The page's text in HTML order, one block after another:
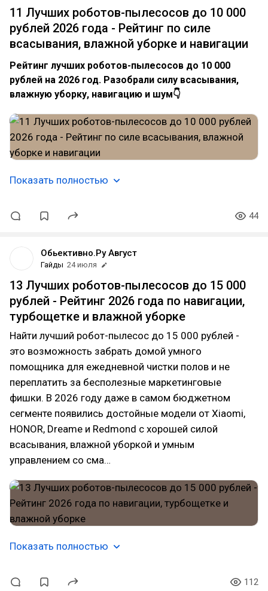
11 Лучших роботов-пылесосов до 10 000
рублей 2026 года - Рейтинг по силе
всасывания, влажной уборке и навигации
Рейтинг лучших роботов-пылесосов до 10 000
рублей на 2026 год. Разобрали силу всасывания,
влажную уборку, навигацию и шум👇
Показать полностью
44
Обьективно.Ру Август
Гайды 24 июля
13 Лучших роботов-пылесосов до 15 000
рублей - Рейтинг 2026 года по навигации,
турбощетке и влажной уборке
Найти лучший робот-пылесос до 15 000 рублей -
это возможность забрать домой умного
помощника для ежедневной чистки полов и не
переплатить за бесполезные маркетинговые
фишки. В 2026 году даже в самом бюджетном
сегменте появились достойные модели от Xiaomi,
HONOR, Dreame и Redmond с хорошей силой
всасывания, влажной уборкой и умным
управлением со сма…
Показать полностью
112